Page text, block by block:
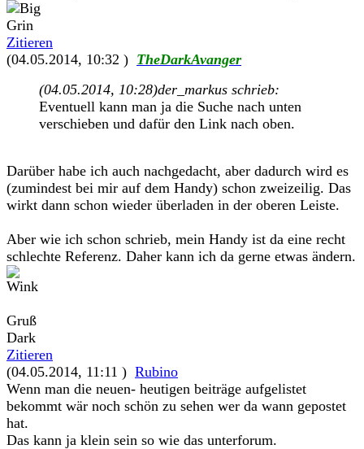
Zitieren
(04.05.2014, 10:32 ) TheDarkAvanger
(04.05.2014, 10:28)der_markus schrieb:
Eventuell kann man ja die Suche nach unten
verschieben und dafür den Link nach oben.
Darüber habe ich auch nachgedacht, aber dadurch wird es
(zumindest bei mir auf dem Handy) schon zweizeilig. Das
wirkt dann schon wieder überladen in der oberen Leiste.
Aber wie ich schon schrieb, mein Handy ist da eine recht
schlechte Referenz. Daher kann ich da gerne etwas ändern.
Gruß
Dark
Zitieren
(04.05.2014, 11:11 ) Rubino
Wenn man die neuen- heutigen beiträge aufgelistet
bekommt wär noch schön zu sehen wer da wann gepostet
hat.
Das kann ja klein sein so wie das unterforum.